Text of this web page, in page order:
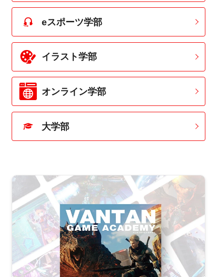
eスポーツ学部
イラスト学部
オンライン学部
大学部